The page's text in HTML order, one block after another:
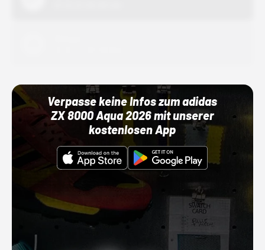
Verpasse keine Infos zum adidas
ZX 8000 Aqua 2026 mit unserer
kostenlosen App